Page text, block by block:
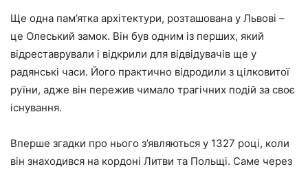
Ще одна пам’ятка архітектури, розташована у Львові –
це Олеський замок. Він був одним із перших, який
відреставрували і відкрили для відвідувачів ще у
радянські часи. Його практично відродили з цілковитої
руїни, адже він пережив чимало трагічних подій за своє
існування.
Вперше згадки про нього з’являються у 1327 році, коли
він знаходився на кордоні Литви та Польщі. Саме через